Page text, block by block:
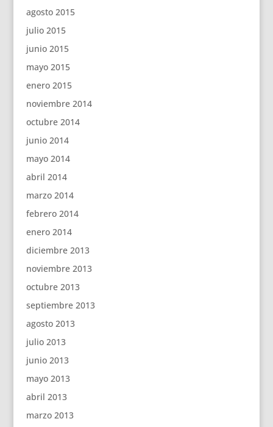
agosto 2015
julio 2015
junio 2015
mayo 2015
enero 2015
noviembre 2014
octubre 2014
junio 2014
mayo 2014
abril 2014
marzo 2014
febrero 2014
enero 2014
diciembre 2013
noviembre 2013
octubre 2013
septiembre 2013
agosto 2013
julio 2013
junio 2013
mayo 2013
abril 2013
marzo 2013